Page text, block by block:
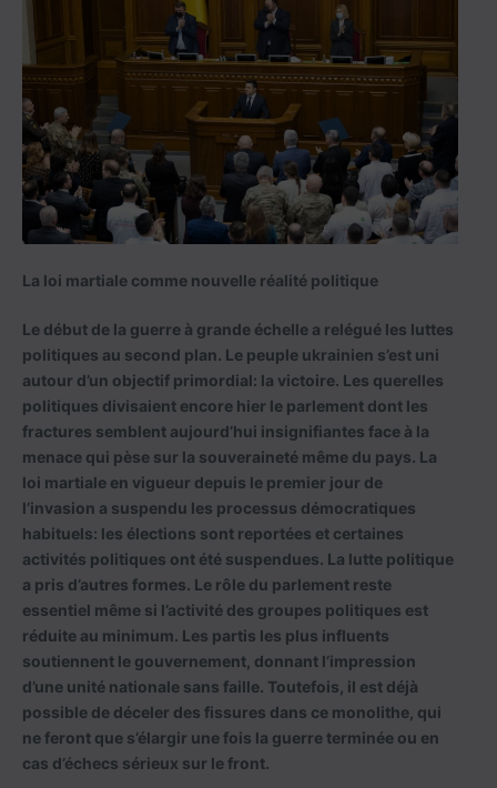
La loi martiale comme nouvelle réalité politique
Le début de la guerre à grande échelle a relégué les luttes
politiques au second plan. Le peuple ukrainien s’est uni
autour d’un objectif primordial: la victoire. Les querelles
politiques divisaient encore hier le parlement dont les
fractures semblent aujourd’hui insignifiantes face à la
menace qui pèse sur la souveraineté même du pays. La
loi martiale en vigueur depuis le premier jour de
l’invasion a suspendu les processus démocratiques
habituels: les élections sont reportées et certaines
activités politiques ont été suspendues. La lutte politique
a pris d’autres formes. Le rôle du parlement reste
essentiel même si l’activité des groupes politiques est
réduite au minimum. Les partis les plus influents
soutiennent le gouvernement, donnant l’impression
d’une unité nationale sans faille. Toutefois, il est déjà
possible de déceler des fissures dans ce monolithe, qui
ne feront que s’élargir une fois la guerre terminée ou en
cas d’échecs sérieux sur le front.